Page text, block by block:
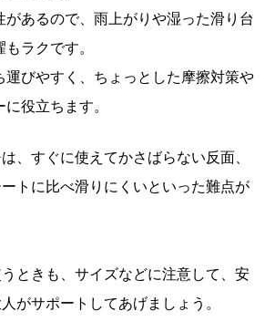
があるので、雨上がりや湿った滑り台
ラクです。
運びやすく、ちょっとした摩擦対策や
役立ちます。
、すぐに使えてかさばらない反面、
トに比べ滑りにくいといった難点が
ときも、サイズなどに注意して、安
がサポートしてあげましょう。